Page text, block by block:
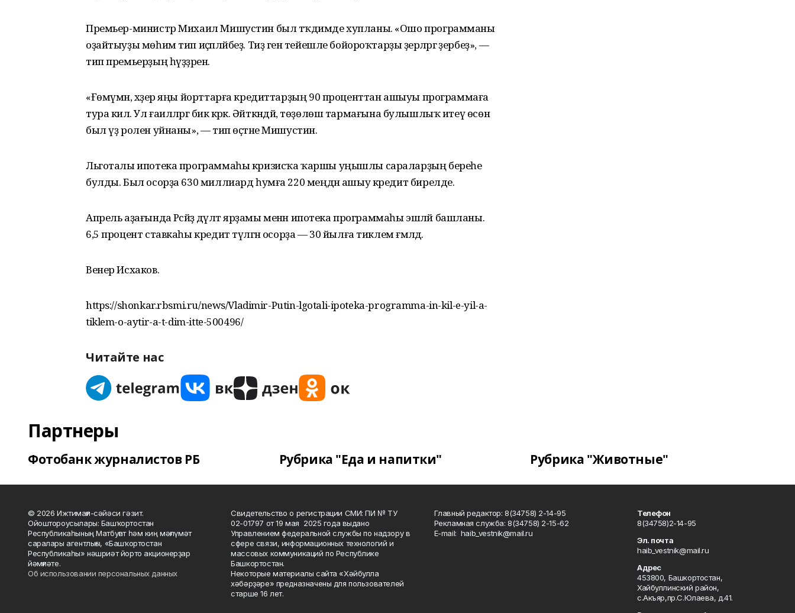
Премьер-министр Михаил Мишустин был тәҡдимде хупланы. «Ошо программаны
оҙайтыуҙы мөһим тип иҫәпләйбеҙ. Тиҙ генә тейешле бойороҡтарҙы әҙерләргә әҙербеҙ», —
тип премьерҙың һүҙҙәрен.
«Ғөмүмән, хәҙер яңы йорттарға кредиттарҙың 90 проценттан ашыуы программаға
тура килә. Ул ғаиләләргә бик кәрәк. Әйткәндәй, төҙөлөш тармағына булышлыҡ итеү өсөн
был үҙ ролен уйнаны», — тип өҫтәне Мишустин.
Льготалы ипотека программаһы кризисҡа ҡаршы уңышлы сараларҙың береһе
булды. Был осорҙа 630 миллиард һумға 220 меңдән ашыу кредит бирелде.
Апрель аҙағында Рәсәйҙә дәүләт ярҙамы менән ипотека программаһы эшләй башланы.
6,5 процент ставкаһы кредит түләгән осорҙа — 30 йылға тиклем ғәмәлдә.
Венер Исхаков.
https://shonkar.rbsmi.ru/news/Vladimir-Putin-lgotali-ipoteka-programma-in-kil-e-yil-a-
tiklem-o-aytir-a-t-dim-itte-500496/
Читайте нас
Партнеры
Фотобанк журналистов РБ Рубрика "Еда и напитки" Рубрика "Животные"
© 2026 Ижтимағи-сәйәси гәзит.
Ойоштороусылары: Башҡортостан
Республикаһының Матбуғат һәм киң мәғлүмәт
саралары агентлығы, «Башҡортостан
Республикаһы» нәшриәт йорто акционерҙар
йәмғиәте.
Об использовании персональных данных
Свидетельство о регистрации СМИ: ПИ № ТУ
02-01797 от 19 мая 2025 года выдано
Управлением федеральной службы по надзору в
сфере связи, информационных технологий и
массовых коммуникаций по Республике
Башкортостан.
Некоторые материалы сайта «Хәйбулла
хәбәрҙәре» предназначены для пользователей
старше 16 лет.
Главный редактор: 8(34758) 2-14-95
Рекламная служба: 8(34758) 2-15-62
Е-mаil: haib_vestnik@mail.ru
Телефон
8(34758)2-14-95
Эл. почта
haib_vestnik@mail.ru
Адрес
453800, Башкортостан,
Хайбуллинский район,
с.Акъяр,пр.С.Юлаева, д.41.